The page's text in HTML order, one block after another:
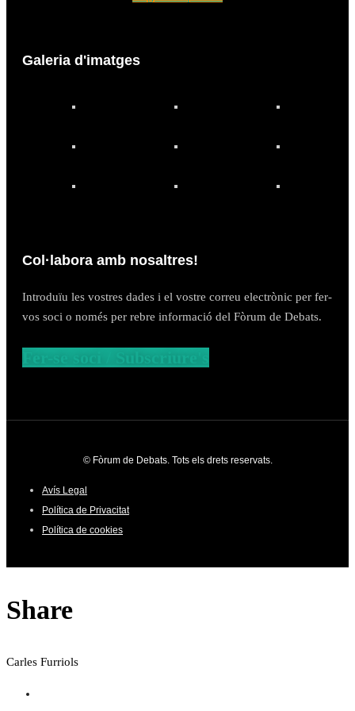
Galeria d'imatges
Col·labora amb nosaltres!
Introduïu les vostres dades i el vostre correu electrònic per fer-
vos soci o només per rebre informació del Fòrum de Debats.
© Fòrum de Debats. Tots els drets reservats.
Avís Legal
Política de Privacitat
Política de cookies
Share
Carles Furriols